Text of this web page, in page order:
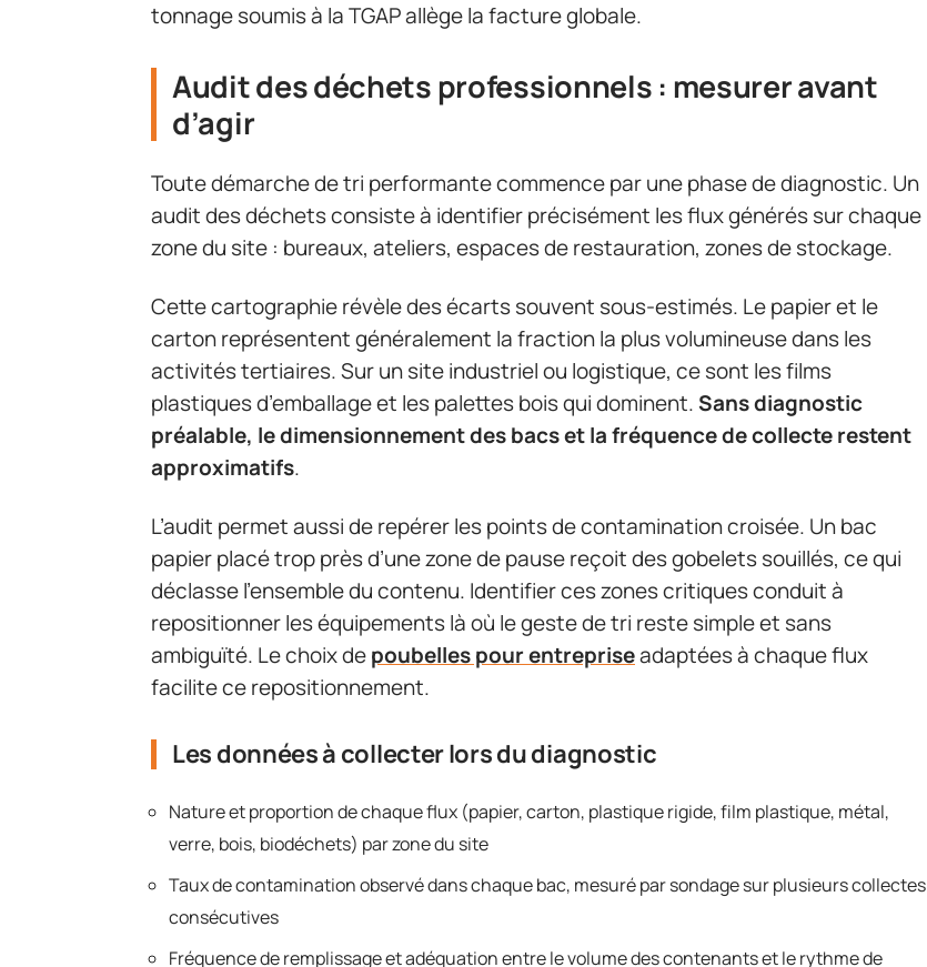
tonnage soumis à la TGAP allège la facture globale.
Audit des déchets professionnels : mesurer avant
d’agir
Toute démarche de tri performante commence par une phase de diagnostic. Un
audit des déchets consiste à identifier précisément les flux générés sur chaque
zone du site : bureaux, ateliers, espaces de restauration, zones de stockage.
Cette cartographie révèle des écarts souvent sous-estimés. Le papier et le
carton représentent généralement la fraction la plus volumineuse dans les
activités tertiaires. Sur un site industriel ou logistique, ce sont les films
plastiques d’emballage et les palettes bois qui dominent.Sans diagnostic
préalable, le dimensionnement des bacs et la fréquence de collecte restent
approximatifs.
L’audit permet aussi de repérer les points de contamination croisée. Un bac
papier placé trop près d’une zone de pause reçoit des gobelets souillés, ce qui
déclasse l’ensemble du contenu. Identifier ces zones critiques conduit à
repositionner les équipements là où le geste de tri reste simple et sans
ambiguïté. Le choix depoubelles pour entrepriseadaptées à chaque flux
facilite ce repositionnement.
Les données à collecter lors du diagnostic
Nature et proportion de chaque flux (papier, carton, plastique rigide, film plastique, métal,
verre, bois, biodéchets) par zone du site
Taux de contamination observé dans chaque bac, mesuré par sondage sur plusieurs collectes
consécutives
Fréquence de remplissage et adéquation entre le volume des contenants et le rythme de